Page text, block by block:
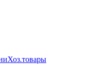
Хоз.товары